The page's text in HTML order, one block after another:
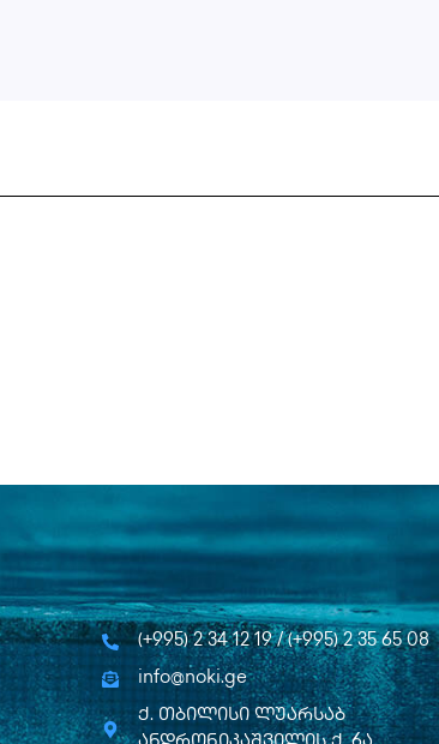
(+995) 2 34 12 19 / (+995) 2 35 65 08
info@noki.ge
ქ. თბილისი ლუარსაბ